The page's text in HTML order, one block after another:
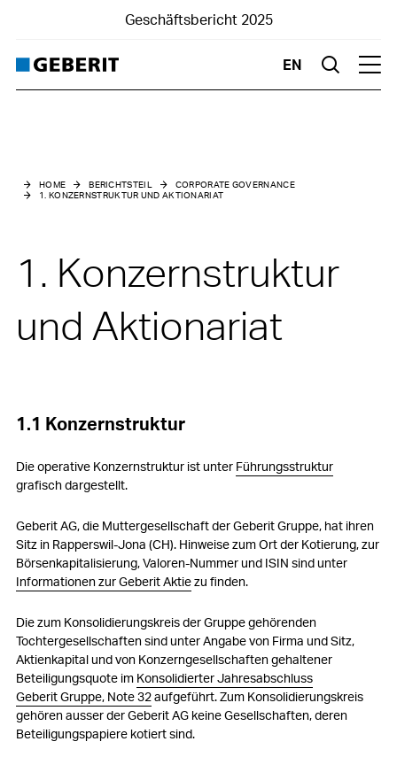
Geschäftsbericht 2025
EN Suche
2. Kapitalstruktur
3. Verwal­tungsrat
7. Kontrollwechsel und Abwehrmassnahmen
9. Informationspolitik
10. Handelssperrzeiten
HOME BERICHTSTEIL
CORPORATE GOVERNANCE
1. KONZERNSTRUKTUR UND AKTIONARIAT
1. Konzern­struktur
und Aktionariat
1.1 Konzernstruktur
Die operative Konzernstruktur ist unter Führungsstruktur
grafisch dargestellt.
Geberit AG, die Muttergesellschaft der Geberit Gruppe, hat ihren
Sitz in Rapperswil-Jona (CH). Hinweise zum Ort der Kotierung, zur
Börsenkapitalisierung, Valoren-Nummer und ISIN sind unter
Informationen zur Geberit Aktiezu finden.
Die zum Konsolidierungskreis der Gruppe gehörenden
Tochtergesellschaften sind unter Angabe von Firma und Sitz,
Aktienkapital und von Konzerngesellschaften gehaltener
Beteiligungsquote im Konsolidierter Jahresabschluss
Geberit Gruppe, Note 32aufgeführt. Zum Konsolidierungskreis
gehören ausser der Geberit AG keine Gesellschaften, deren
Beteiligungspapiere kotiert sind.